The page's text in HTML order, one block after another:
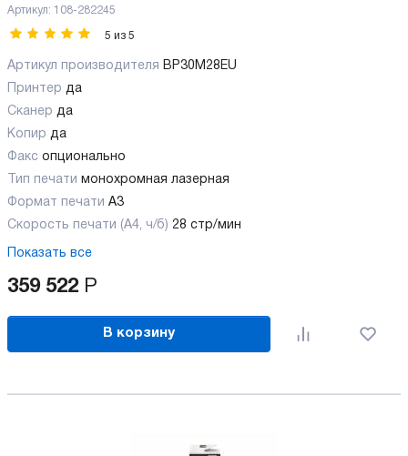
Артикул: 108-282245
5 из 5
Артикул производителя BP30M28EU
Принтер да
Сканер да
Копир да
Факс опционально
Тип печати монохромная лазерная
Формат печати A3
Скорость печати (А4, ч/б) 28 стр/мин
Показать все
359 522 Р
В корзину